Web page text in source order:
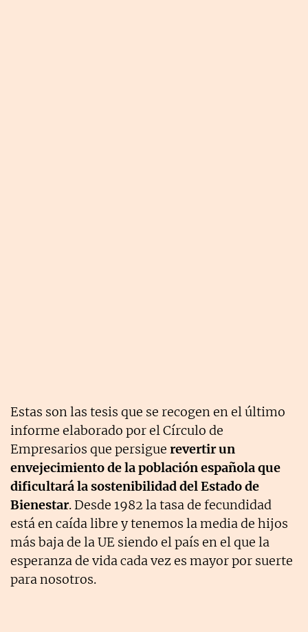
Estas son las tesis que se recogen en el último
informe elaborado por el Círculo de
Empresarios que persigue revertir un
envejecimiento de la población española que
dificultará la sostenibilidad del Estado de
Bienestar. Desde 1982 la tasa de fecundidad
está en caída libre y tenemos la media de hijos
más baja de la UE siendo el país en el que la
esperanza de vida cada vez es mayor por suerte
para nosotros.